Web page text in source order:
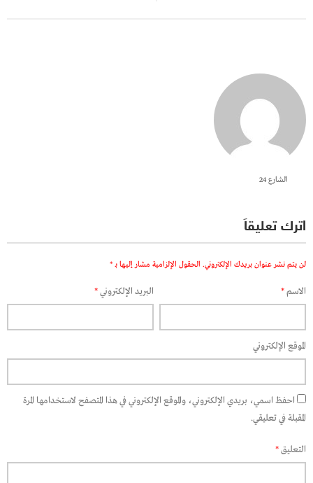
الشارع 24
اترك تعليقاً
لن يتم نشر عنوان بريدك الإلكتروني. الحقول الإلزامية مشار إليها بـ *
الاسم* البريد الإلكتروني*
الموقع الإلكتروني
احفظ اسمي، بريدي الإلكتروني، والموقع الإلكتروني في هذا المتصفح لاستخدامها المرة
المقبلة في تعليقي.
التعليق*